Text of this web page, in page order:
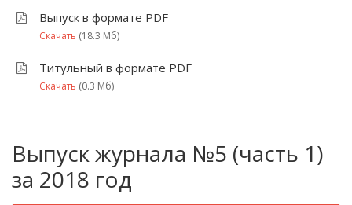
Выпуск в формате PDF
Скачать (18.3 Мб)
Титульный в формате PDF
Скачать (0.3 Мб)
Выпуск журнала №5 (часть 1)
за 2018 год